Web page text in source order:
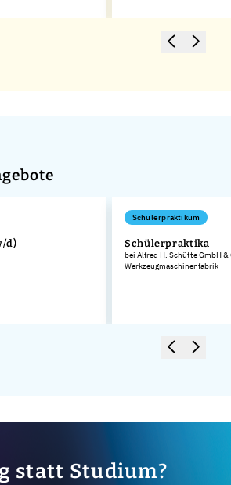
d)
Schülerpraktikum
Schülerpraktika
bei Alfred H. Schütte GmbH &
Werkzeugmaschinenfabrik
statt Studium?